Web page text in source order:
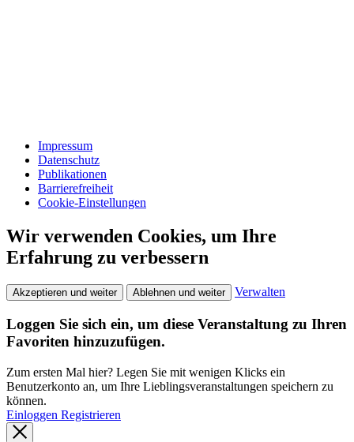
Impressum
Datenschutz
Publikationen
Barrierefreiheit
Cookie-Einstellungen
Wir verwenden Cookies, um Ihre
Erfahrung zu verbessern
Akzeptieren und weiter Ablehnen und weiter Verwalten
Loggen Sie sich ein, um diese Veranstaltung zu Ihren
Favoriten hinzuzufügen.
Zum ersten Mal hier? Legen Sie mit wenigen Klicks ein
Benutzerkonto an, um Ihre Lieblingsveranstaltungen speichern zu
können.
Einloggen Registrieren